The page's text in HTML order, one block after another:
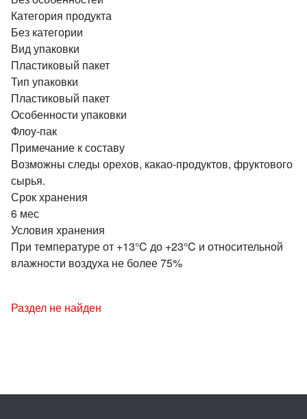
Категория продукта
Без категории
Вид упаковки
Пластиковый пакет
Тип упаковки
Пластиковый пакет
Особенности упаковки
Флоу-пак
Примечание к составу
Возможны следы орехов, какао-продуктов, фруктового
сырья.
Срок хранения
6 мес
Условия хранения
При температуре от +13°C до +23°C и относительной
влажности воздуха не более 75%
Раздел не найден